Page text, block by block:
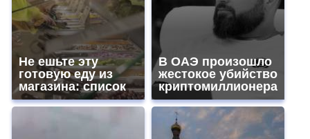
Не ешьте эту
готовую еду из
магазина: список
В ОАЭ произошло
жестокое убийство
криптомиллионера